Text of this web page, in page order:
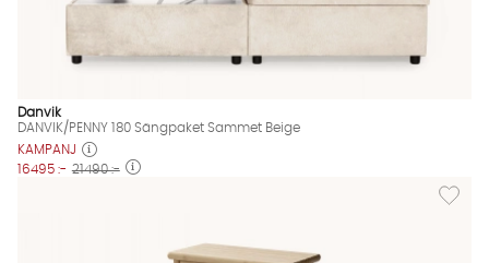
Danvik
DANVIK/PENNY 180 Sängpaket Sammet Beige
KAMPANJ
16495 :- 21490 :-
Lägg